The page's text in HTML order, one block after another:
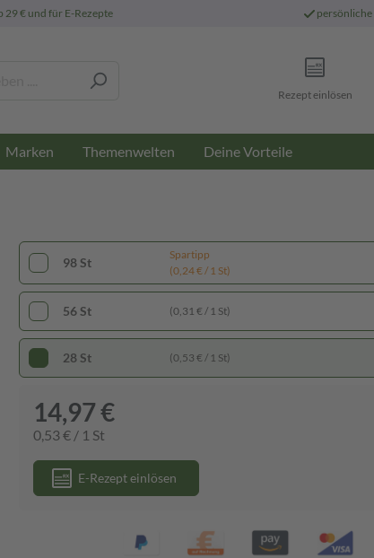
29 € und für E-Rezepte persönliche
Rezept einlösen
Marken Themenwelten Deine Vorteile
98 St
Spartipp
(0,24 € / 1 St)
56 St (0,31 € / 1 St)
28 St (0,53 € / 1 St)
14,97 €
0,53 € / 1 St
E-Rezept einlösen